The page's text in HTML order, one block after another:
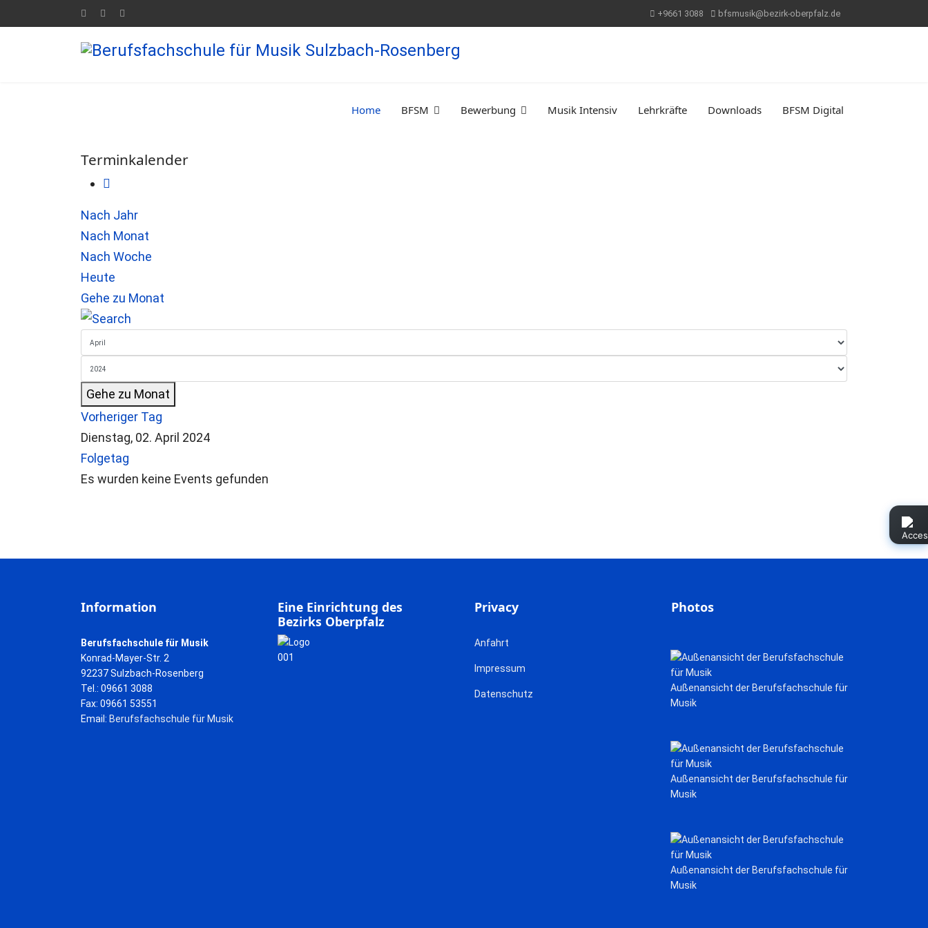
+9661 3088 bfsmusik@bezirk-oberpfalz.de
Home BFSM Bewerbung Musik Intensiv Lehrkräfte Downloads BFSM Digital
Terminkalender
Nach Jahr
Nach Monat
Nach Woche
Heute
Gehe zu Monat
Gehe zu Monat
Vorheriger Tag
Dienstag, 02. April 2024
Folgetag
Es wurden keine Events gefunden
Information
Berufsfachschule für Musik
Konrad-Mayer-Str. 2
92237 Sulzbach-Rosenberg
Tel.: 09661 3088
Fax: 09661 53551
Email: Berufsfachschule für Musik
Eine Einrichtung des
Bezirks Oberpfalz
Privacy
Anfahrt
Impressum
Datenschutz
Photos
Außenansicht der Berufsfachschule für
Musik
Außenansicht der Berufsfachschule für
Musik
Außenansicht der Berufsfachschule für
Musik